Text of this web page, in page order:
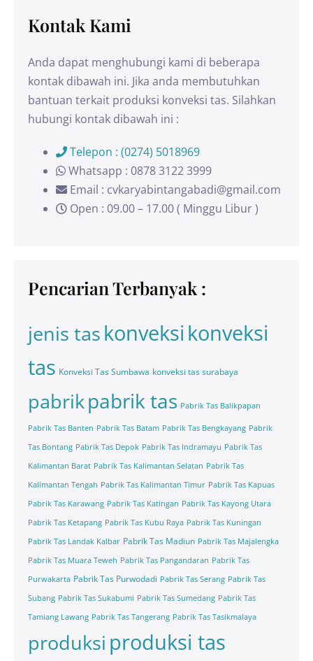
Kontak Kami
Anda dapat menghubungi kami di beberapa
kontak dibawah ini. Jika anda membutuhkan
bantuan terkait produksi konveksi tas. Silahkan
hubungi kontak dibawah ini :
Telepon : (0274) 5018969
Whatsapp : 0878 3122 3999
Email : cvkaryabintangabadi@gmail.com
Open : 09.00 – 17.00 ( Minggu Libur )
Pencarian Terbanyak :
jenis taskonveksi konveksi
tas Konveksi Tas Sumbawa konveksi tas surabaya
pabrikpabrik tas Pabrik Tas Balikpapan
Pabrik Tas Banten Pabrik Tas Batam Pabrik Tas Bengkayang Pabrik
Tas Bontang Pabrik Tas Depok Pabrik Tas Indramayu Pabrik Tas
Kalimantan Barat Pabrik Tas Kalimantan Selatan Pabrik Tas
Kalimantan Tengah Pabrik Tas Kalimantan Timur Pabrik Tas Kapuas
Pabrik Tas Karawang Pabrik Tas Katingan Pabrik Tas Kayong Utara
Pabrik Tas Ketapang Pabrik Tas Kubu Raya Pabrik Tas Kuningan
Pabrik Tas Landak Kalbar Pabrik Tas Madiun Pabrik Tas Majalengka
Pabrik Tas Muara Teweh Pabrik Tas Pangandaran Pabrik Tas
Purwakarta Pabrik Tas Purwodadi Pabrik Tas Serang Pabrik Tas
Subang Pabrik Tas Sukabumi Pabrik Tas Sumedang Pabrik Tas
Tamiang Lawang Pabrik Tas Tangerang Pabrik Tas Tasikmalaya
produksi produksi tas